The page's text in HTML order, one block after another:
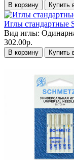
В корзину Купить
Иглы стандартные
Вид иглы:
302.00р.
В корзину Купить